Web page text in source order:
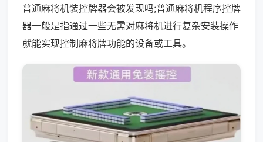
普通麻将机装控牌器会被发现吗;普通麻将机程序控牌
器一般是指通过一些无需对麻将机进行复杂安装操作
就能实现控制麻将牌功能的设备或工具。